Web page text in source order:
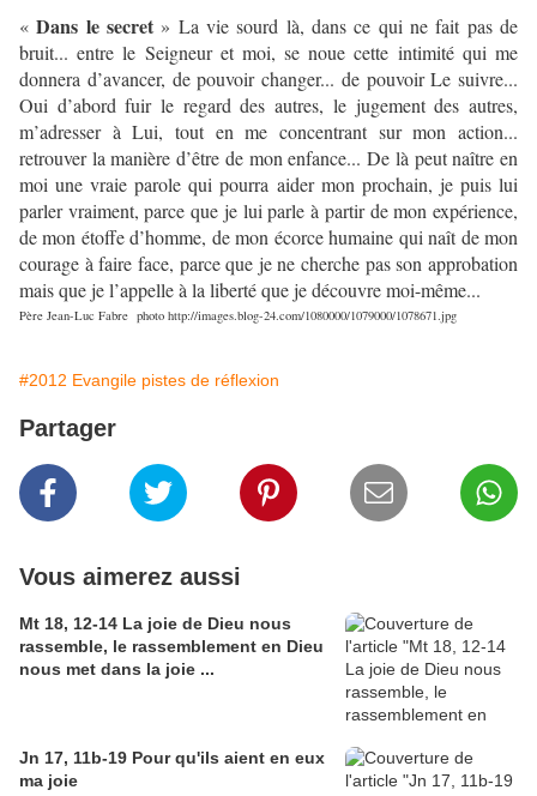
«Dans le secret » La vie sourd là, dans ce qui ne fait pas de
bruit... entre le Seigneur et moi, se noue cette intimité qui me
donnera d’avancer, de pouvoir changer... de pouvoir Le suivre...
Oui d’abord fuir le regard des autres, le jugement des autres,
m’adresser à Lui, tout en me concentrant sur mon action...
retrouver la manière d’être de mon enfance... De là peut naître en
moi une vraie parole qui pourra aider mon prochain, je puis lui
parler vraiment, parce que je lui parle à partir de mon expérience,
de mon étoffe d’homme, de mon écorce humaine qui naît de mon
courage à faire face, parce que je ne cherche pas son approbation
mais que je l’appelle à la liberté que je découvre moi-même...
Père Jean-Luc Fabre photo http://images.blog-24.com/1080000/1079000/1078671.jpg
#2012 Evangile pistes de réflexion
Partager
Vous aimerez aussi
Mt 18, 12-14 La joie de Dieu nous
rassemble, le rassemblement en Dieu
nous met dans la joie ...
Jn 17, 11b-19 Pour qu'ils aient en eux
ma joie